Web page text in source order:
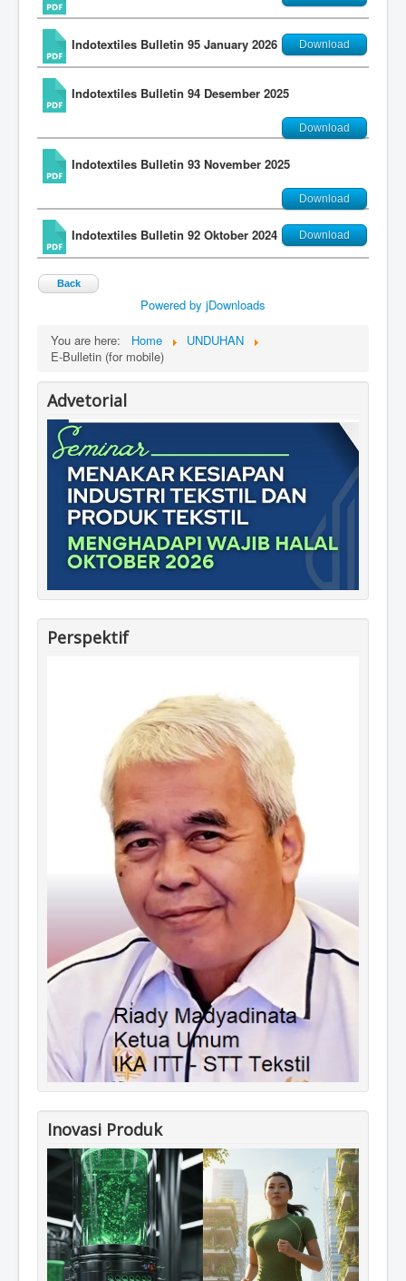
Indotextiles Bulletin 95 January 2026 Download
Indotextiles Bulletin 94 Desember 2025
Download
Indotextiles Bulletin 93 November 2025
Download
Indotextiles Bulletin 92 Oktober 2024 Download
Back
Powered by jDownloads
You are here: Home
UNDUHAN
E-Bulletin (for mobile)
Advetorial
Perspektif
Inovasi Produk